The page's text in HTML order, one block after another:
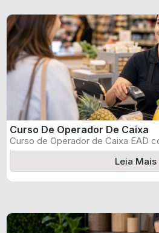
Curso De Operador De Caixa
Curso de Operador de Caixa EAD
informado pelo produtor ...
Leia Mais